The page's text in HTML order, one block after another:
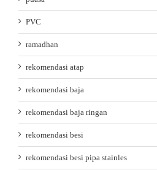
PVC
ramadhan
rekomendasi atap
rekomendasi baja
rekomendasi baja ringan
rekomendasi besi
rekomendasi besi pipa stainles